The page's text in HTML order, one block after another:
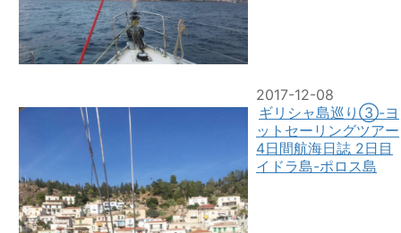
2017-12-08
ギリシャ島巡り③-ヨ
ットセーリングツアー
4日間航海日誌 2日目
イドラ島-ポロス島